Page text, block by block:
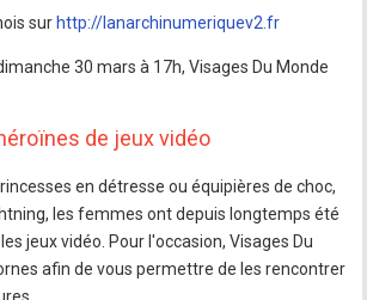
sur http://lanarchinumeriquev2.fr
30 mars à 17h, Visages Du Monde
de jeux vidéo
en détresse ou équipières de choc,
les femmes ont depuis longtemps été
jeux vidéo. Pour l'occasion, Visages Du
afin de vous permettre de les rencontrer